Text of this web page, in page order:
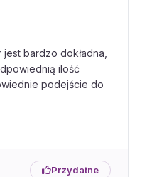
bardzo dokładna,
ilość
podejście do
Przydatne